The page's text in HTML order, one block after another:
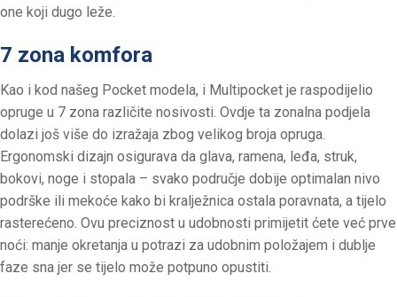
one koji dugo leže.
7 zona komfora
Kao i kod našeg Pocket modela, i Multipocket je raspodijelio
opruge u 7 zona različite nosivosti. Ovdje ta zonalna podjela
dolazi još više do izražaja zbog velikog broja opruga.
Ergonomski dizajn osigurava da glava, ramena, leđa, struk,
bokovi, noge i stopala – svako područje dobije optimalan nivo
podrške ili mekoće kako bi kralježnica ostala poravnata, a tijelo
rasterećeno. Ovu preciznost u udobnosti primijetit ćete već prve
noći: manje okretanja u potrazi za udobnim položajem i dublje
faze sna jer se tijelo može potpuno opustiti.